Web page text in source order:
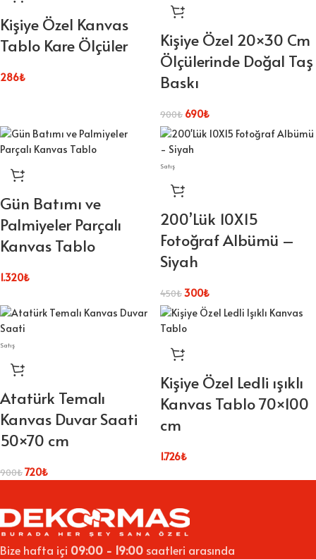
Kişiye Özel Kanvas
Tablo Kare Ölçüler
286₺
Kişiye Özel 20×30 Cm
Ölçülerinde Doğal Taş
Baskı
900₺ 690₺
Gün Batımı ve
Palmiyeler Parçalı
Kanvas Tablo
1.320₺
Satış
200’Lük 10X15
Fotoğraf Albümü –
Siyah
450₺300₺
Satış
Atatürk Temalı
Kanvas Duvar Saati
50×70 cm
900₺720₺
Kişiye Özel Ledli ışıklı
Kanvas Tablo 70×100
cm
1.726₺
Bize hafta içi 09:00 - 19:00 saatleri arasında